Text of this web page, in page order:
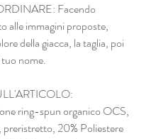
Facendo
alle immagini proposte,
della giacca, la taglia, poi
nome.
ring-spun organico OCS,
20% Poliestere